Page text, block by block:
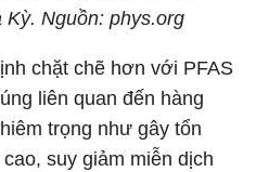
Nguồn: phys.org
chặt chẽ hơn với PFAS
liên quan đến hàng
trọng như gây tổn
suy giảm miễn dịch